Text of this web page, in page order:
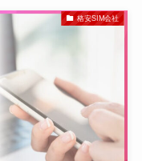
格安SIM会社